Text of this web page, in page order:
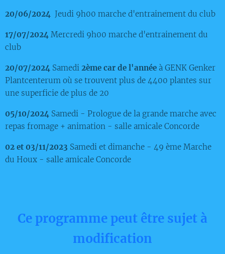
20/06/2024 Jeudi 9h00 marche d'entrainement du club
17/07/2024 Mercredi 9h00 marche d'entrainement du
club
20/07/2024 Samedi 2ème car de l'année à GENK Genker
Plantcenterum où se trouvent plus de 4400 plantes sur
une superficie de plus de 20
05/10/2024 Samedi - Prologue de la grande marche avec
repas fromage + animation - salle amicale Concorde
02 et 03/11/2023 Samedi et dimanche - 49 ème Marche
du Houx - salle amicale Concorde
Ce programme peut être sujet à
modification